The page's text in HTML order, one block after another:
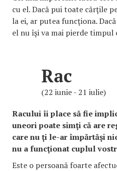
cu el. Dacă pui toate cărţile
la ei, ar putea funcţiona.
el nu îşi va mai pierde timpul
Rac
(22 iunie - 21 iulie)
Racului îi place să fie
uneori poate simţi că are
care nu ţi le-ar împărtăşi
nu a funcţionat cuplul
Este o persoană foarte